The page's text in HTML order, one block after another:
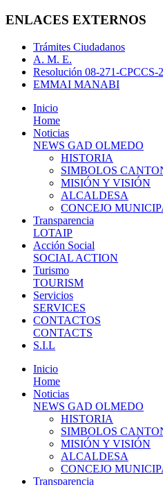
ENLACES EXTERNOS
Trámites Ciudadanos
A. M. E.
Resolución 08-271-CPCCS-
EMMAI MANABI
Inicio
Home
Noticias
NEWS GAD OLMEDO
HISTORIA
SIMBOLOS
MISIÓN Y VISIÓN
ALCALDESA
CONCEJO
Transparencia
LOTAIP
Acción Social
SOCIAL ACTION
Turismo
TOURISM
Servicios
SERVICES
CONTACTOS
CONTACTS
S.I.L
Inicio
Home
Noticias
NEWS GAD OLMEDO
HISTORIA
SIMBOLOS
MISIÓN Y VISIÓN
ALCALDESA
CONCEJO
Transparencia